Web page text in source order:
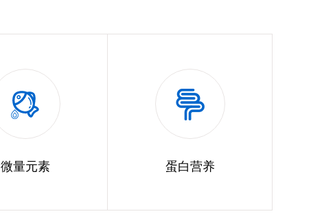
微量元素 蛋白营养